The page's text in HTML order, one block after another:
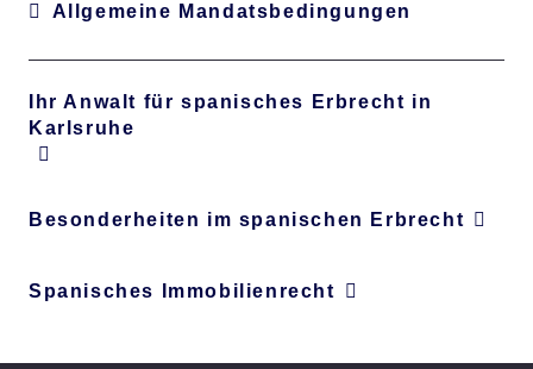
Allgemeine Mandatsbedingungen
Ihr Anwalt für spanisches Erbrecht in
Karlsruhe
Besonderheiten im spanischen Erbrecht
Spanisches Immobilienrecht